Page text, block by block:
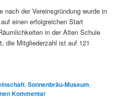
nach der Vereinsgründung wurde in
einen erfolgreichen Start
in der Alten Schule
die Mitgliederzahl ist auf 121
,Sonnenbräu-Museum,
Kommentar